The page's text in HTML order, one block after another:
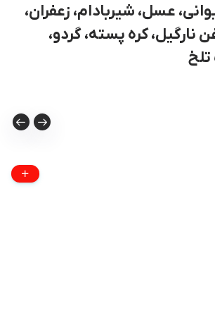
عسل، شیربادام، زعفران،
نارگیل، کره پسته، گردو،